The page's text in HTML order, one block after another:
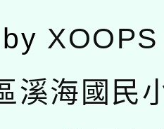
XOOPS
溪海國民